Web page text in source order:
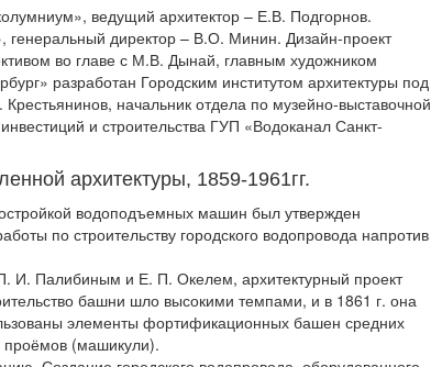
ведущий архитектор – Е.В. Подгорнов.
директор – В.О. Минин. Дизайн-проект
во главе с М.В. Дынай, главным художником
разработан Городским институтом архитектуры под
начальник отдела по музейно-выставочной
и строительства ГУП «Водоканал Санкт-
архитектуры, 1859-1961гг.
водоподъемных машин был утвержден
по строительству городского водопровода напротив
И. Палибиным и Е. П. Окелем, архитектурный проект
башни шло высокими темпами, и в 1861 г. она
элементы фортификационных башен средних
(машикули).